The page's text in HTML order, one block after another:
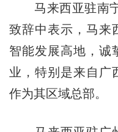
马来西亚驻南宁
致辞中表示，马来
智能发展高地，诚
业，特别是来自广
作为其区域总部。